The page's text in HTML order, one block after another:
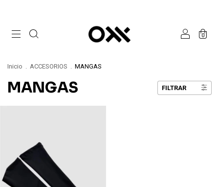
0
Inicio . ACCESORIOS . MANGAS
MANGAS FILTRAR